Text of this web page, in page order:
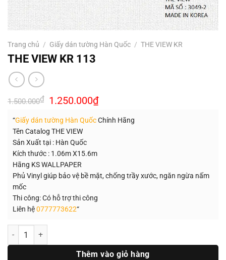
Trang chủ / Giấy dán tường Hàn Quốc / THE VIEW KR
THE VIEW KR 113
1.500.000₫ Giá
gốc
1.500.000₫.
1.250.000₫Giá
hiện
là:
“Giấy dán tường Hàn QuốcChính Hãng
Tên Catalog THE VIEW
Sản Xuất tại : Hàn Quốc
Kích thước : 1.06m X15.6m
Hãng KS WALLPAPER
Phủ Vinyl giúp bảo vệ bề mặt, chống trầy xước, ngăn ngừa nấm
mốc
Thi công: Có hỗ trợ thi công
Liên hệ0777773622“
Số lượng
Thêm vào giỏ hàng